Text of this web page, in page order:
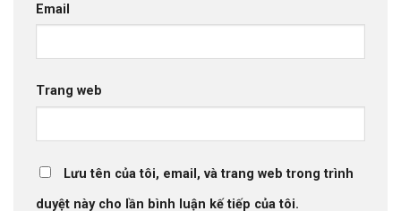
Email
Trang web
Lưu tên của tôi, email, và trang web trong trình
duyệt này cho lần bình luận kế tiếp của tôi.